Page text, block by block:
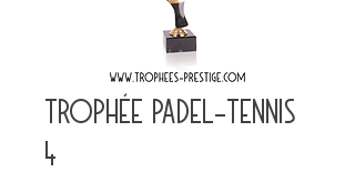
Trophée padel-tennis
4